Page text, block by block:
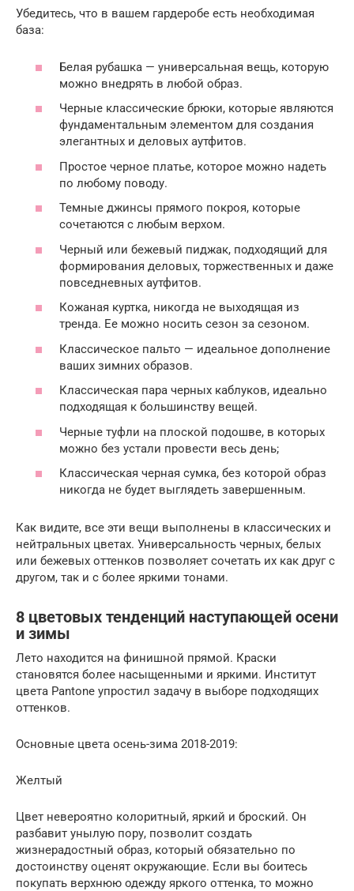
Убедитесь, что в вашем гардеробе есть необходимая
база:
Белая рубашка — универсальная вещь, которую
можно внедрять в любой образ.
Черные классические брюки, которые являются
фундаментальным элементом для создания
элегантных и деловых аутфитов.
Простое черное платье, которое можно надеть
по любому поводу.
Темные джинсы прямого покроя, которые
сочетаются с любым верхом.
Черный или бежевый пиджак, подходящий для
формирования деловых, торжественных и даже
повседневных аутфитов.
Кожаная куртка, никогда не выходящая из
тренда. Ее можно носить сезон за сезоном.
Классическое пальто — идеальное дополнение
ваших зимних образов.
Классическая пара черных каблуков, идеально
подходящая к большинству вещей.
Черные туфли на плоской подошве, в которых
можно без устали провести весь день;
Классическая черная сумка, без которой образ
никогда не будет выглядеть завершенным.
Как видите, все эти вещи выполнены в классических и
нейтральных цветах. Универсальность черных, белых
или бежевых оттенков позволяет сочетать их как друг с
другом, так и с более яркими тонами.
8 цветовых тенденций наступающей осени
и зимы
Лето находится на финишной прямой. Краски
становятся более насыщенными и яркими. Институт
цвета Pantone упростил задачу в выборе подходящих
оттенков.
Основные цвета осень-зима 2018-2019:
Желтый
Цвет невероятно колоритный, яркий и броский. Он
разбавит унылую пору, позволит создать
жизнерадостный образ, который обязательно по
достоинству оценят окружающие. Если вы боитесь
покупать верхнюю одежду яркого оттенка, то можно